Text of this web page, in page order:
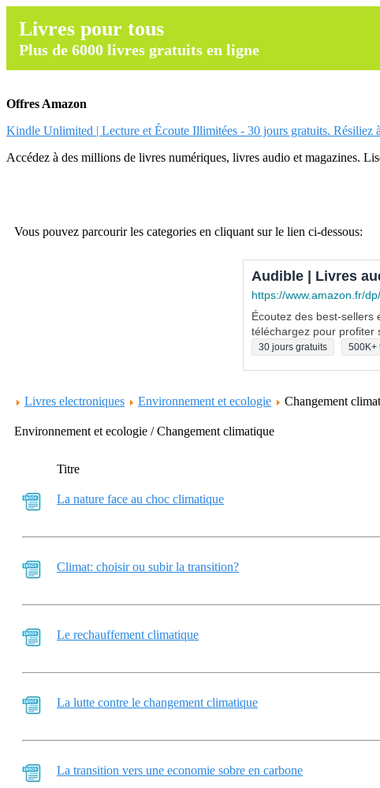
Livres pour tous
Plus de 6000 livres gratuits en ligne
Offres Amazon
Kindle Unlimited | Lecture et Écoute Illimitées - 30 jours gratuits. Résiliez
Accédez à des millions de livres numériques, livres audio et magazines.
Vous pouvez parcourir les categories en cliquant sur le lien ci-dessous:
Audible | Livres
https://www.amazon.fr/
Écoutez des best-sellers
téléchargez pour profiter
30 jours gratuits 500K+
Livres electroniques Environnement et ecologie Changement
Environnement et ecologie / Changement climatique
Titre
La nature face au choc climatique
Climat: choisir ou subir la transition?
Le rechauffement climatique
La lutte contre le changement climatique
La transition vers une economie sobre en carbone